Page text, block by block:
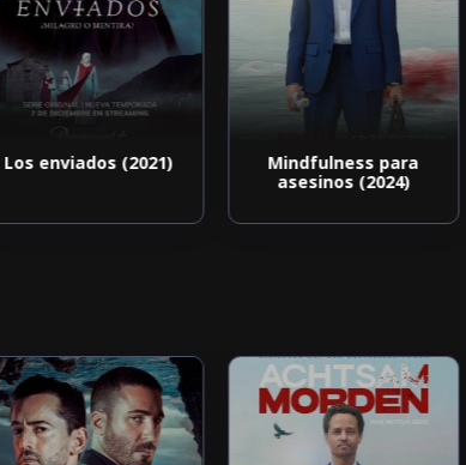
Los enviados (2021)
Mindfulness para
asesinos (2024)